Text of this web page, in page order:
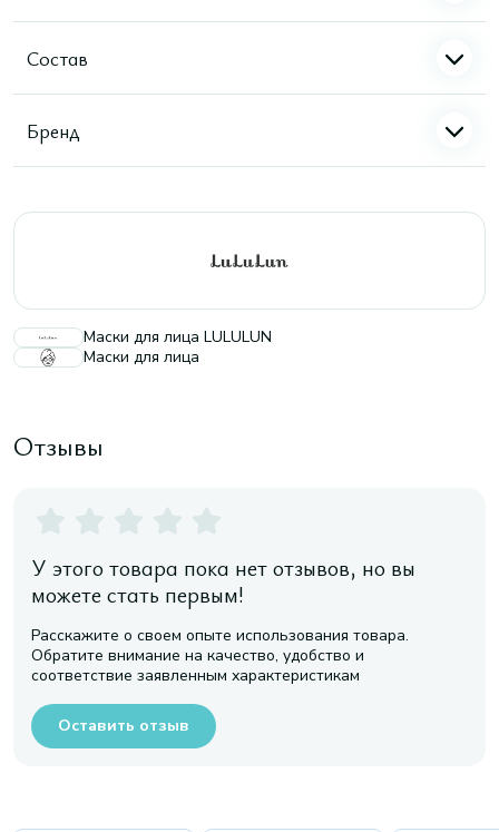
Состав
Бренд
Маски для лица LULULUN
Маски для лица
Отзывы
У этого товара пока нет отзывов, но вы
можете стать первым!
Расскажите о своем опыте использования товара.
Обратите внимание на качество, удобство и
соответствие заявленным характеристикам
Оставить отзыв